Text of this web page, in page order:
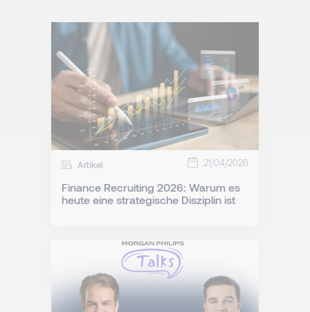
Artikel 21/04/2026
Finance Recruiting 2026: Warum es
heute eine strategische Disziplin ist